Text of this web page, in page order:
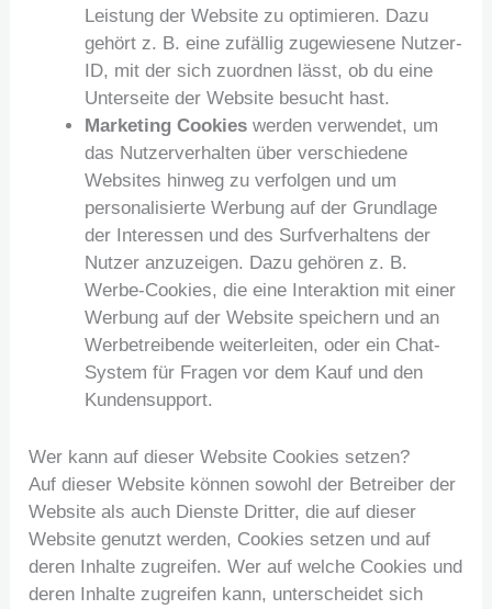
Leistung der Website zu optimieren. Dazu
gehört z. B. eine zufällig zugewiesene Nutzer-
ID, mit der sich zuordnen lässt, ob du eine
Unterseite der Website besucht hast.
Marketing Cookies werden verwendet, um
das Nutzerverhalten über verschiedene
Websites hinweg zu verfolgen und um
personalisierte Werbung auf der Grundlage
der Interessen und des Surfverhaltens der
Nutzer anzuzeigen. Dazu gehören z. B.
Werbe-Cookies, die eine Interaktion mit einer
Werbung auf der Website speichern und an
Werbetreibende weiterleiten, oder ein Chat-
System für Fragen vor dem Kauf und den
Kundensupport.
Wer kann auf dieser Website Cookies setzen?
Auf dieser Website können sowohl der Betreiber der
Website als auch Dienste Dritter, die auf dieser
Website genutzt werden, Cookies setzen und auf
deren Inhalte zugreifen. Wer auf welche Cookies und
deren Inhalte zugreifen kann, unterscheidet sich